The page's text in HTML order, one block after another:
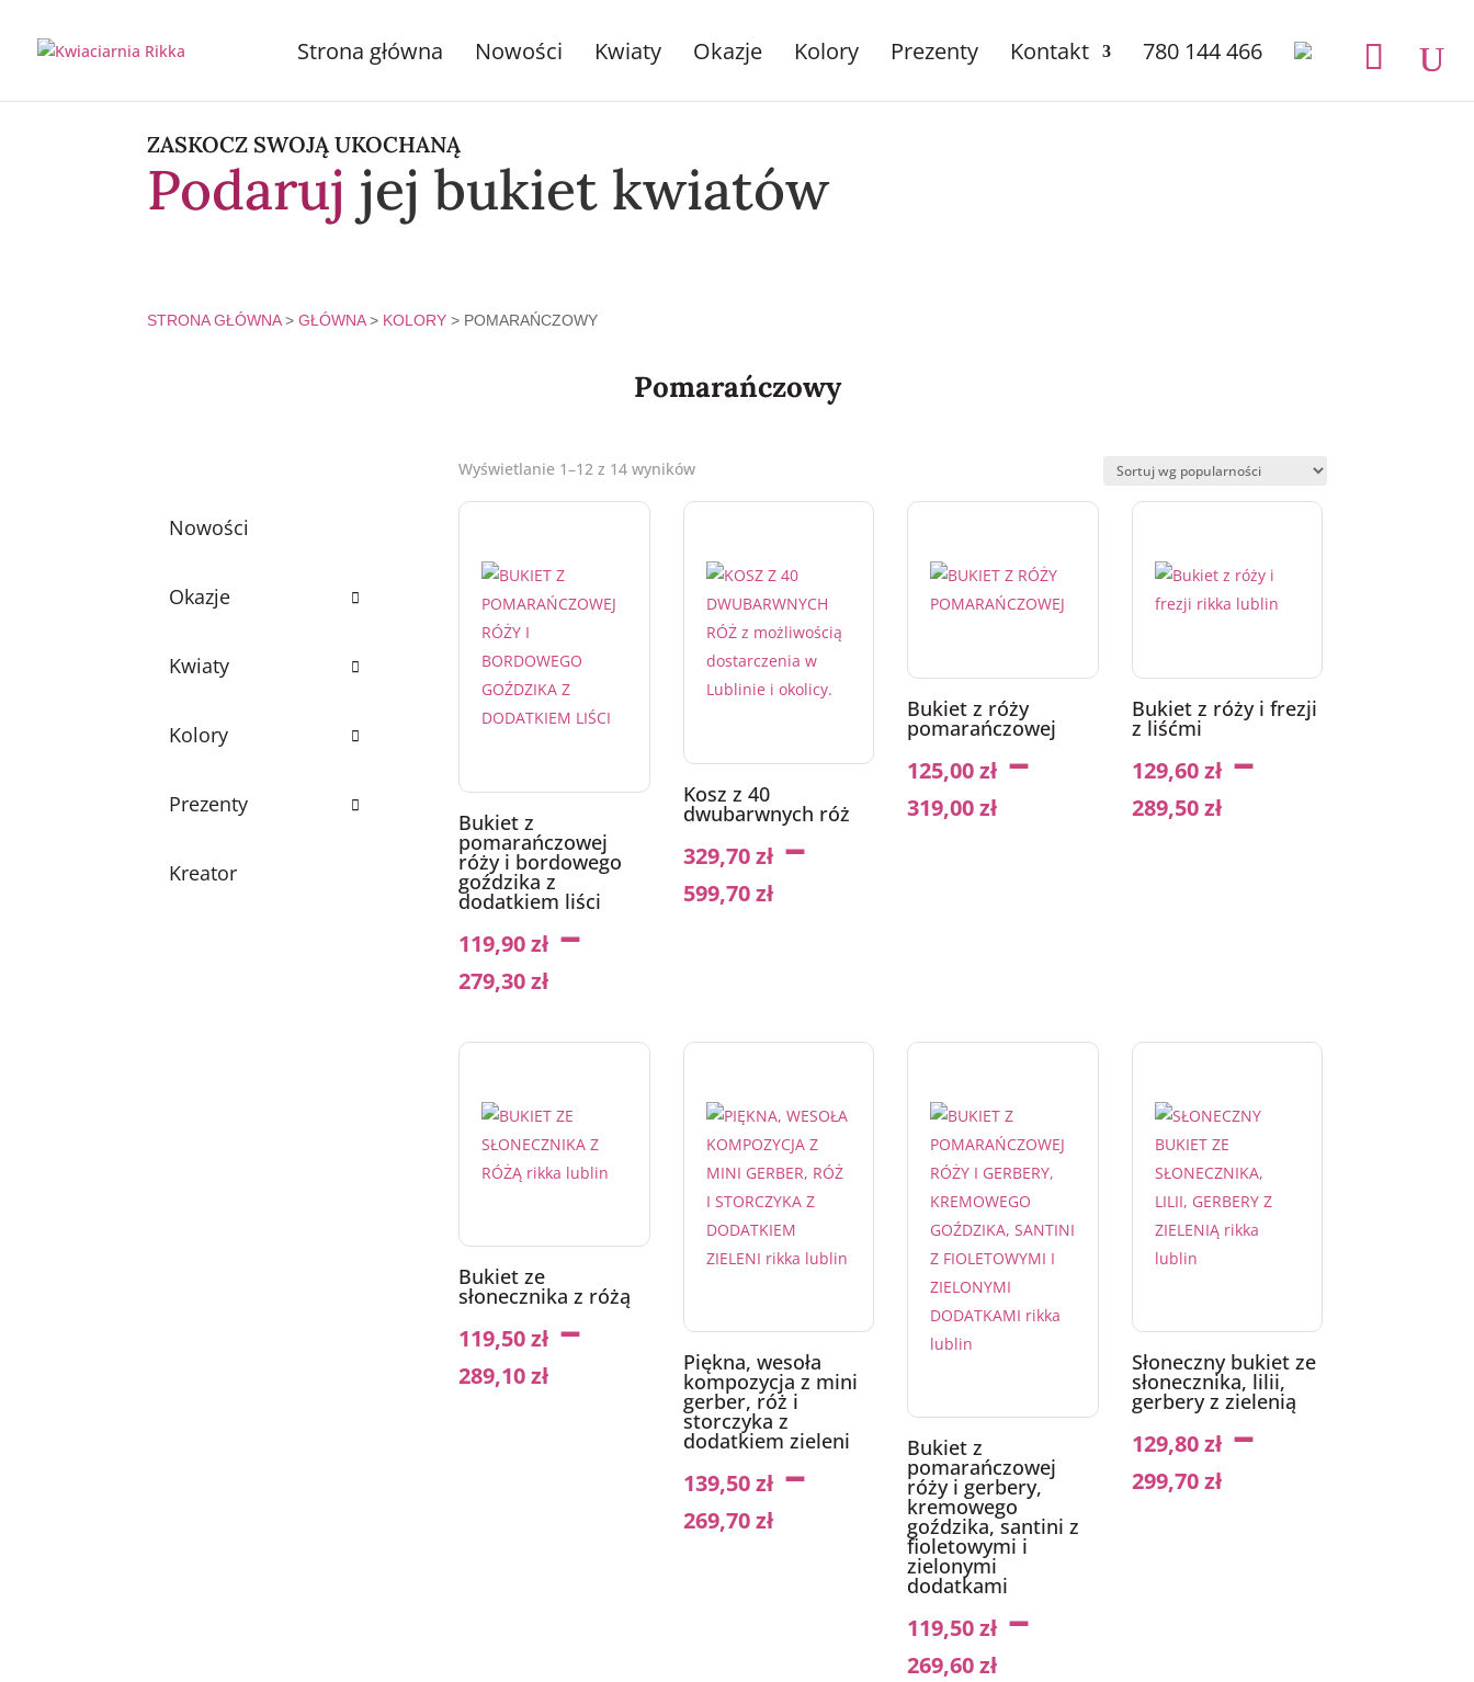
Strona główna Nowości Kwiaty Okazje Kolory Prezenty Kontakt 780 144 466
ZASKOCZ SWOJĄ UKOCHANĄ
Podaruj jej bukiet kwiatów
STRONA GŁÓWNA>GŁÓWNA> KOLORY > POMARAŃCZOWY
Pomarańczowy
Nowości
Okazje
Kwiaty
Kolory
Prezenty
Kreator
Wyświetlanie 1–12 z 14 wyników
Bukiet z
pomarańczowej
róży i bordowego
goździka z
dodatkiem liści
119,90zł–
279,30zł
Kosz z 40
dwubarwnych róż
329,70zł–
599,70zł
Bukiet z róży
pomarańczowej
125,00zł–
319,00zł
Bukiet z róży i frezji
z liśćmi
129,60zł–
289,50zł
Bukiet ze
słonecznika z różą
119,50zł–
289,10zł Piękna, wesoła
kompozycja z mini
gerber, róż i
storczyka z
dodatkiem zieleni
139,50zł–
269,70zł
Bukiet z
pomarańczowej
róży i gerbery,
kremowego
goździka, santini z
fioletowymi i
zielonymi
dodatkami
119,50zł–
269,60zł
Słoneczny bukiet ze
słonecznika, lilii,
gerbery z zielenią
129,80zł–
299,70zł